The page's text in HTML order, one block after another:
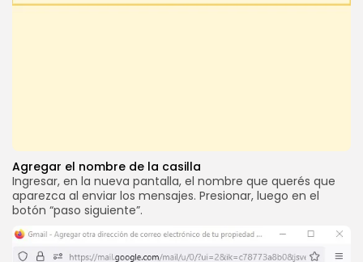
Agregar el nombre de la casilla
Ingresar, en la nueva pantalla, el nombre que querés que
aparezca al enviar los mensajes. Presionar, luego en el
botón “paso siguiente”.